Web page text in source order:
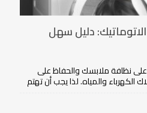
دليل سهل
نظافة ملابسك والحفاظ على
الكهرباء والمياه. لذا يجب أن تهتم
بشكل صحيح لتحقيق أقصى قدر من